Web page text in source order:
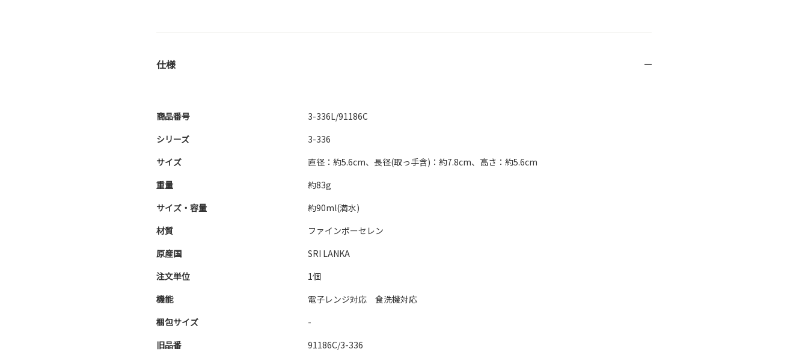
仕様
商品番号
3-336L/91186C
シリーズ
3-336
サイズ
直径：約5.6cm、長径(取っ手含)：約7.8cm、高さ：約5.6cm
重量
約83g
サイズ・容量
約90ml(満水)
材質
ファインポーセレン
原産国
SRI LANKA
注文単位
1個
機能
電子レンジ対応 食洗機対応
梱包サイズ
-
旧品番
91186C/3-336